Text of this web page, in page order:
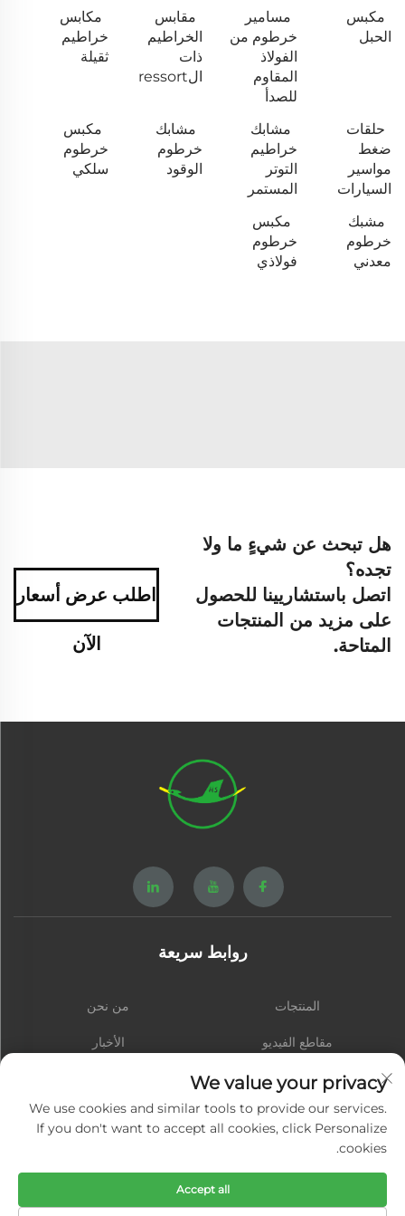
مكبس
الحبل
مسامير
خرطوم من
الفولاذ
المقاوم
للصدأ
مقابس
الخراطيم
ذات
الressort
مكابس
خراطيم
ثقيلة
حلقات
ضغط
مواسير
السيارات
مشابك
خراطيم
التوتر
المستمر
مشابك
خرطوم
الوقود
مكبس
خرطوم
سلكي
مشبك
خرطوم
معدني
مكبس
خرطوم
فولاذي
هل تبحث عن شيءٍ ما ولا
تجده؟
اتصل باستشاريينا للحصول
على مزيد من المنتجات
المتاحة.
اطلب عرض أسعار
الآن
روابط سريعة
المنتجات من نحن
مقاطع الفيديو الأخبار
اتصل بنا
We value your privacy
We use cookies and similar tools to provide our services.
If you don't want to accept all cookies, click Personalize
cookies.
Accept all